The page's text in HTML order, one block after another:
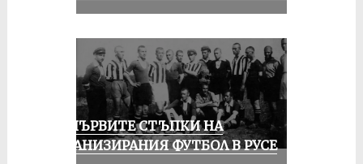
ЗА ПЪРВИТЕ СТЪПКИ НА
ОРГАНИЗИРАНИЯ ФУТБОЛ В РУСЕ